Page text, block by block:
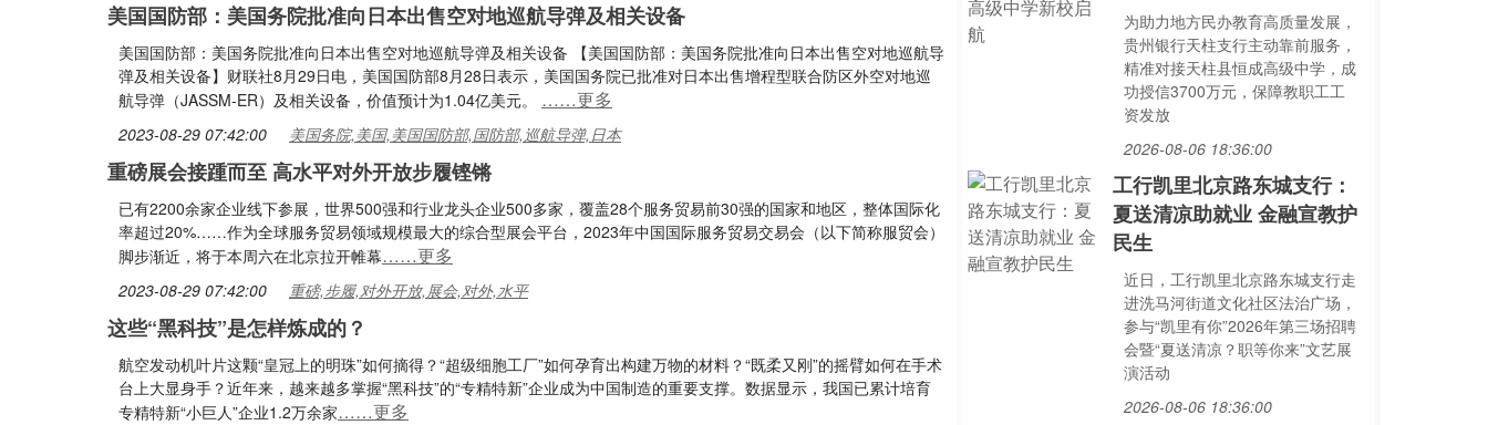
美国国防部：美国务院批准向日本出售空对地巡航导弹及相关设备
美国国防部：美国务院批准向日本出售空对地巡航导弹及相关设备 【美国国防部：美国务院批准向日本出售空对地巡航导
弹及相关设备】财联社8月29日电，美国国防部8月28日表示，美国国务院已批准对日本出售增程型联合防区外空对地巡
航导弹（JASSM-ER）及相关设备，价值预计为1.04亿美元。 ……更多
2023-08-29 07:42:00 美国务院,美国,美国国防部,国防部,巡航导弹,日本
重磅展会接踵而至 高水平对外开放步履铿锵
已有2200余家企业线下参展，世界500强和行业龙头企业500多家，覆盖28个服务贸易前30强的国家和地区，整体国际化
率超过20%……作为全球服务贸易领域规模最大的综合型展会平台，2023年中国国际服务贸易交易会（以下简称服贸会）
脚步渐近，将于本周六在北京拉开帷幕……更多
2023-08-29 07:42:00 重磅,步履,对外开放,展会,对外,水平
这些“黑科技”是怎样炼成的？
航空发动机叶片这颗“皇冠上的明珠”如何摘得？“超级细胞工厂”如何孕育出构建万物的材料？“既柔又刚”的摇臂如何在手术
台上大显身手？近年来，越来越多掌握“黑科技”的“专精特新”企业成为中国制造的重要支撑。数据显示，我国已累计培育
专精特新“小巨人”企业1.2万余家……更多
为助力地方民办教育高质量发展，
贵州银行天柱支行主动靠前服务，
精准对接天柱县恒成高级中学，成
功授信3700万元，保障教职工工
资发放
2026-08-06 18:36:00
工行凯里北京路东城支行：
夏送清凉助就业 金融宣教护
民生
近日，工行凯里北京路东城支行走
进洗马河街道文化社区法治广场，
参与“凯里有你”2026年第三场招聘
会暨“夏送清凉？职等你来”文艺展
演活动
2026-08-06 18:36:00